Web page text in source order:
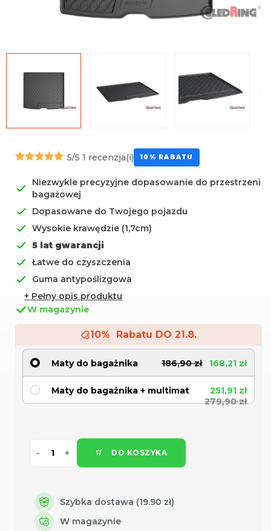
5/5 1 recenzja(i) 10% RABATU
Niezwykle precyzyjne dopasowanie do przestrzeni
bagażowej
Dopasowane do Twojego pojazdu
Wysokie krawędzie (1,7cm)
5 lat gwarancji
Łatwe do czyszczenia
Guma antypoślizgowa
+ Pełny opis produktu
W magazynie
10% Rabatu DO 21.8.
Maty do bagażnika 168,21 zł
186,90 zł
Maty do bagażnika + multimat
251,91 zł
279,90 zł
DO KOSZYKA
Szybka dostawa (19.90 zł)
W magazynie
Uniwersalna środkowa
mata